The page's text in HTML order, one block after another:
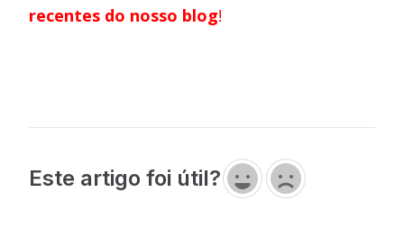
recentes do nosso blog!
Este artigo foi útil?